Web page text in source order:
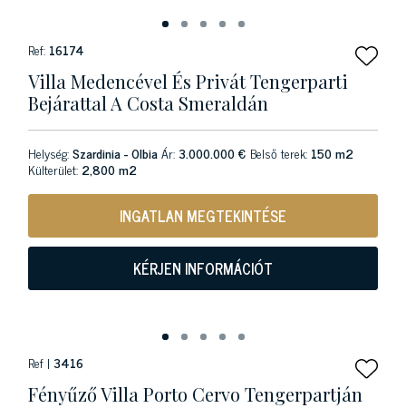
Ref: 16174
Villa Medencével És Privát Tengerparti
Bejárattal A Costa Smeraldán
Helység:Szardinia - OlbiaÁr:3.000.000 € Belső terek: 150 m2
Külterület: 2,800 m2
INGATLAN MEGTEKINTÉSE
KÉRJEN INFORMÁCIÓT
Ref | 3416
Fényűző Villa Porto Cervo Tengerpartján